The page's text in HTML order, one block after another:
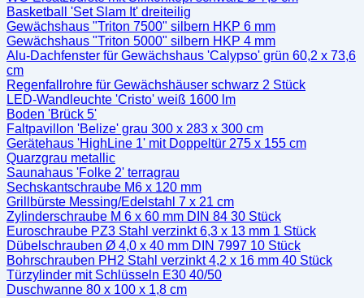
Basketball 'Set Slam It' dreiteilig
Gewächshaus "Triton 7500" silbern HKP 6 mm
Gewächshaus "Triton 5000" silbern HKP 4 mm
Alu-Dachfenster für Gewächshaus 'Calypso' grün 60,2 x 73,6
cm
Regenfallrohre für Gewächshäuser schwarz 2 Stück
LED-Wandleuchte 'Cristo' weiß 1600 lm
Boden 'Brück 5'
Faltpavillon 'Belize' grau 300 x 283 x 300 cm
Gerätehaus 'HighLine 1' mit Doppeltür 275 x 155 cm
Quarzgrau metallic
Saunahaus 'Folke 2' terragrau
Sechskantschraube M6 x 120 mm
Grillbürste Messing/Edelstahl 7 x 21 cm
Zylinderschraube M 6 x 60 mm DIN 84 30 Stück
Euroschraube PZ3 Stahl verzinkt 6,3 x 13 mm 1 Stück
Dübelschrauben Ø 4,0 x 40 mm DIN 7997 10 Stück
Bohrschrauben PH2 Stahl verzinkt 4,2 x 16 mm 40 Stück
Türzylinder mit Schlüsseln E30 40/50
Duschwanne 80 x 100 x 1,8 cm